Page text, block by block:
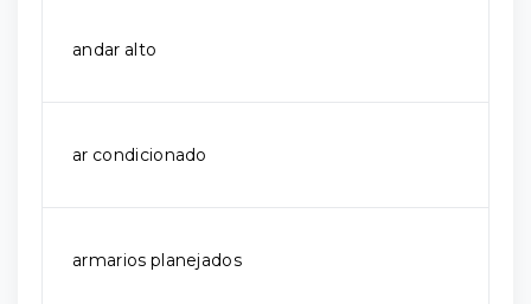
andar alto
ar condicionado
armarios planejados